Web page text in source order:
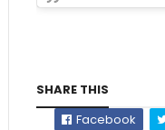
SHARE THIS
Facebook